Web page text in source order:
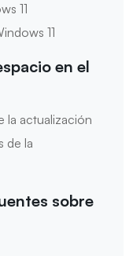
11
11
en el
la actualización
de la
sobre